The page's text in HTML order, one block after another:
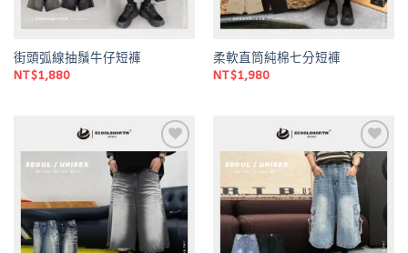
街頭弧線抽鬚牛仔短褲
NT$1,880
柔軟直筒純棉七分短褲
NT$1,980
Add to
wishlist
Add to
wishlist